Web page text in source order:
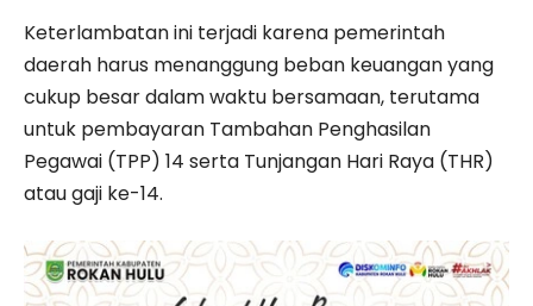
Keterlambatan ini terjadi karena pemerintah
daerah harus menanggung beban keuangan yang
cukup besar dalam waktu bersamaan, terutama
untuk pembayaran Tambahan Penghasilan
Pegawai (TPP) 14 serta Tunjangan Hari Raya (THR)
atau gaji ke-14.